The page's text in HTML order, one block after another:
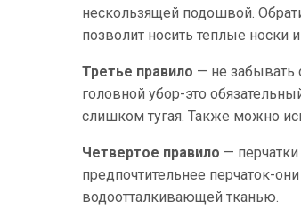
нескользящей подошвой.
позволит носить теплые носки
Третье правило — не забывать
головной убор-это
слишком тугая. Также можно
Четвертое правило —
предпочтительнее перчаток-
водоотталкивающей тканью.